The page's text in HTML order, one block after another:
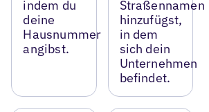
indem du
deine
Hausnummer
angibst.
Straßennamen
hinzufügst,
in dem
sich dein
Unternehmen
befindet.